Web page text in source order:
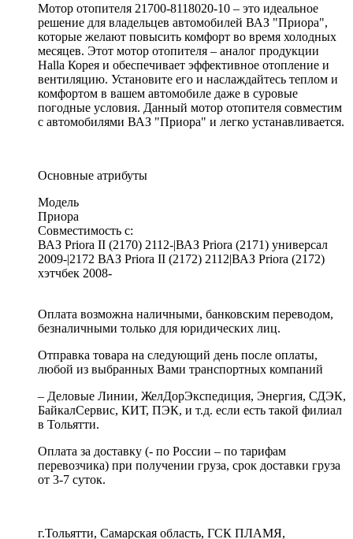
Мотор отопителя 21700-8118020-10 – это идеальное
решение для владельцев автомобилей ВАЗ "Приора",
которые желают повысить комфорт во время холодных
месяцев. Этот мотор отопителя – аналог продукции
Halla Корея и обеспечивает эффективное отопление и
вентиляцию. Установите его и наслаждайтесь теплом и
комфортом в вашем автомобиле даже в суровые
погодные условия. Данный мотор отопителя совместим
с автомобилями ВАЗ "Приора" и легко устанавливается.
Основные атрибуты
Модель
Приора
Совместимость с:
ВАЗ Priora II (2170) 2112-|ВАЗ Priora (2171) универсал
2009-|2172 ВАЗ Priora II (2172) 2112|ВАЗ Priora (2172)
хэтчбек 2008-
Оплата возможна наличными, банковским переводом,
безналичными только для юридических лиц.
Отправка товара на следующий день после оплаты,
любой из выбранных Вами транспортных компаний
– Деловые Линии, ЖелДорЭкспедиция, Энергия, СДЭК,
БайкалСервис, КИТ, ПЭК, и т.д. если есть такой филиал
в Тольятти.
Оплата за доставку (- по России – по тарифам
перевозчика) при получении груза, срок доставки груза
от 3-7 суток.
г.Тольятти, Самарская область, ГСК ПЛАМЯ,